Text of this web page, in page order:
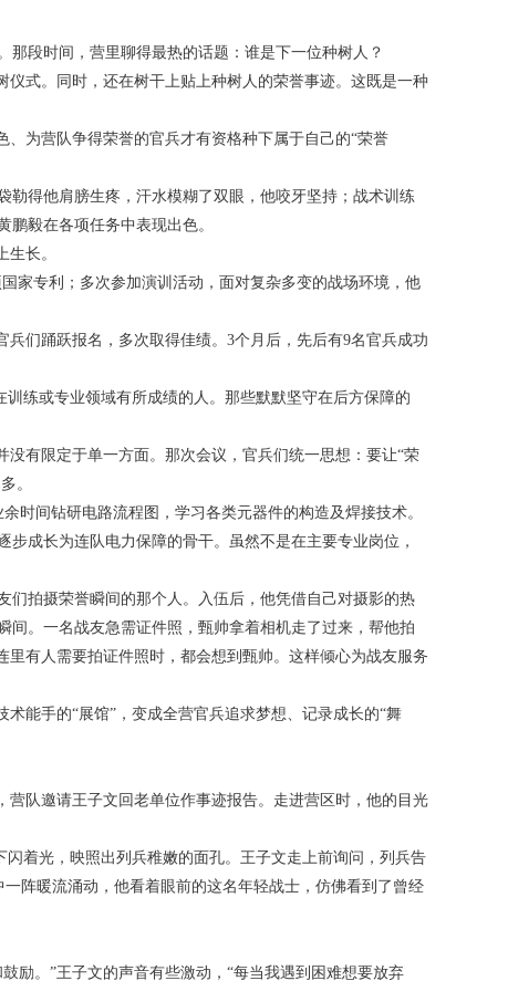
段时间，营里聊得最热的话题：谁是下一位种树人？
式。同时，还在树干上贴上种树人的荣誉事迹。这既是一种
为营队争得荣誉的官兵才有资格种下属于自己的“荣誉
得他肩膀生疼，汗水模糊了双眼，他咬牙坚持；战术训练
毅在各项任务中表现出色。
长。
家专利；多次参加演训活动，面对复杂多变的战场环境，他
们踊跃报名，多次取得佳绩。3个月后，先后有9名官兵成功
练或专业领域有所成绩的人。那些默默坚守在后方保障的
有限定于单一方面。那次会议，官兵们统一思想：要让“荣
。
时间钻研电路流程图，学习各类元器件的构造及焊接技术。
成长为连队电力保障的骨干。虽然不是在主要专业岗位，
拍摄荣誉瞬间的那个人。入伍后，他凭借自己对摄影的热
。一名战友急需证件照，甄帅拿着相机走了过来，帮他拍
有人需要拍证件照时，都会想到甄帅。这样倾心为战友服务
能手的“展馆”，变成全营官兵追求梦想、记录成长的“舞
队邀请王子文回老单位作事迹报告。走进营区时，他的目光
着光，映照出列兵稚嫩的面孔。王子文走上前询问，列兵告
阵暖流涌动，他看着眼前的这名年轻战士，仿佛看到了曾经
励。”王子文的声音有些激动，“每当我遇到困难想要放弃